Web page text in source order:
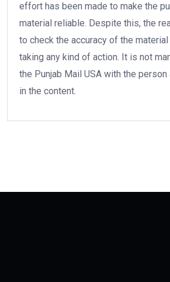
effort has been made to make the
material reliable. Despite this, the
to check the accuracy of the
taking any kind of action. It is not
the Punjab Mail USA with the
in the content.